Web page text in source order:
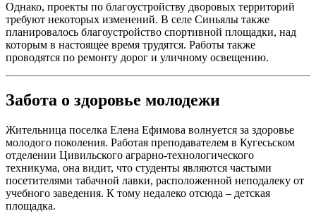
Однако, проекты по благоустройству дворовых территорий
требуют некоторых изменений. В селе Синьялы также
планировалось благоустройство спортивной площадки, над
которым в настоящее время трудятся. Работы также
проводятся по ремонту дорог и уличному освещению.
Забота о здоровье молодежи
Жительница поселка Елена Ефимова волнуется за здоровье
молодого поколения. Работая преподавателем в Кугесьском
отделении Цивильского аграрно-технологического
техникума, она видит, что студенты являются частыми
посетителями табачной лавки, расположенной неподалеку от
учебного заведения. К тому недалеко отсюда – детская
площадка.